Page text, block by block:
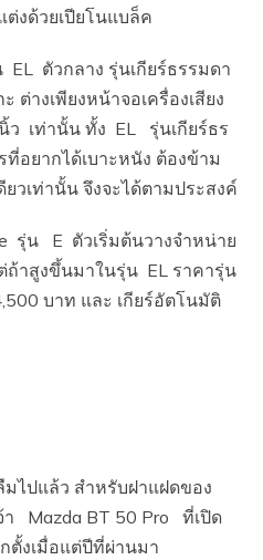
งด้วยเปียโนแบล็ค
ตัวกลาง รุ่นเกียร์ธรรมดา
ต่างเพียงหน้าจอเครื่องเสียง
ว เท่านั้น ทั้ง EL รุ่นเกียร์ธร
อยากได้เบาะหนัง ต้องข้าม
วเท่านั้น จึงจะได้ตามประสงค์
รุ่น E ตัวเริ่มต้นวางจำหน่าย
าสูงขึ้นมาในรุ่น EL ราคารุ่น
บาท และ เกียร์อัตโนมัติ
ไปแล้ว สำหรับฝาแฝดของ
Mazda BT 50 Pro ที่เปิด
ตั้งเมื่อแต่ปีที่ผ่านมา